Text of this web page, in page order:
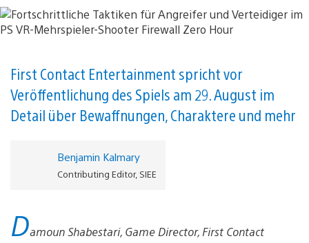
First Contact Entertainment spricht vor
Veröffentlichung des Spiels am 29. August im
Detail über Bewaffnungen, Charaktere und mehr
Benjamin Kalmary
Contributing Editor, SIEE
Damoun Shabestari, Game Director, First Contact